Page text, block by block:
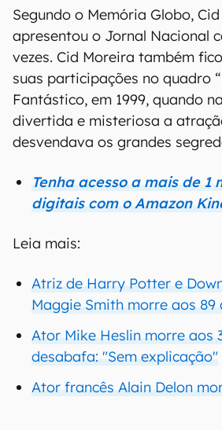
Segundo o Memória Globo,
apresentou o Jornal Nacional
vezes. Cid Moreira também
suas participações no quadro
Fantástico, em 1999, quando
divertida e misteriosa a
desvendava os grandes
Tenha acesso a mais de 1
digitais com o Amazon
Leia mais:
Atriz de Harry Potter e
Maggie Smith morre aos 89
Ator Mike Heslin morre aos
desabafa: "Sem explicação"
Ator francês Alain Delon